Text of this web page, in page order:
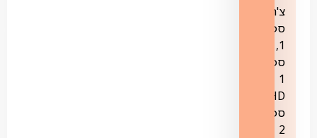
צ'רלטון:
ספורט
1,
ספורט
1
HD
ספורט
2